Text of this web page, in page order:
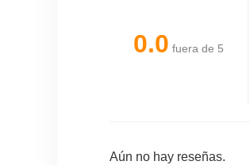
0.0 fuera de 5
Aún no hay reseñas.